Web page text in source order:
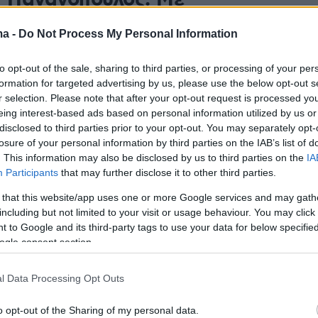
- Do Not Process My Personal Information
opt-out of the sale, sharing to third parties, or processing of your
for targeted advertising by us, please use the below opt-out
selection. Please note that after your opt-out request is processed
interest-based ads based on personal information utilized by us
to third parties prior to your opt-out. You may separately
of your personal information by third parties on the IAB’s list of
This information may also be disclosed by us to third parties on the
Participants that may further disclose it to other third parties.
this website/app uses one or more Google services and may
but not limited to your visit or usage behaviour. You may
to Google and its third-party tags to use your data for below
consent section.
Data Processing Opt Outs
opt-out of the Sharing of my personal data.
ηθικά χωρίς να μου
και η διάταξη δέσμευσης
ΓΣΕΕ θέτει ερωτήματα για τη διαδικασία που
Αρχές και δηλώνει ότι δεν έχει λάβει γνώση των
τον αφορούν
από την Αρχή για το
οι τραπεζικοί λογαριασμοί
της ΓΣΕΕ για
κονδυλίων
336